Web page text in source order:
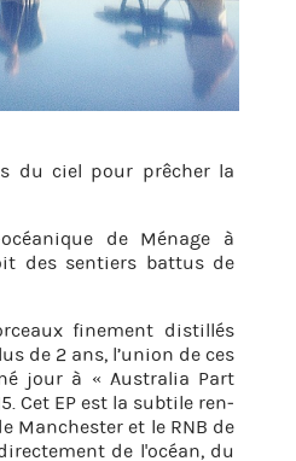
du ciel pour prê­cher la
de Mé­nage à
des sen­tiers bat­tus de
fi­ne­ment dis­til­lés
de 2 ans, l’union de ces
jour à « Aus­tra­lia Part
Cet EP est la sub­tile ren­
Man­ches­ter et le RNB de
de l'océan, du